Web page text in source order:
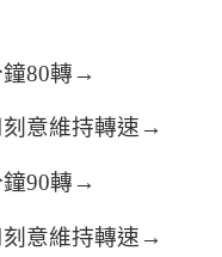
鐘80轉→
刻意維持轉速→
鐘90轉→
刻意維持轉速→